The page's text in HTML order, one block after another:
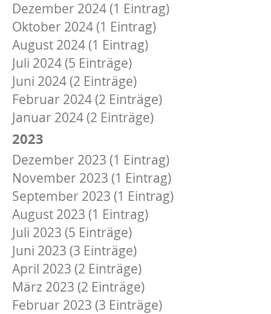
Dezember 2024 (1 Eintrag)
Oktober 2024 (1 Eintrag)
August 2024 (1 Eintrag)
Juli 2024 (5 Einträge)
Juni 2024 (2 Einträge)
Februar 2024 (2 Einträge)
Januar 2024 (2 Einträge)
2023
Dezember 2023 (1 Eintrag)
November 2023 (1 Eintrag)
September 2023 (1 Eintrag)
August 2023 (1 Eintrag)
Juli 2023 (5 Einträge)
Juni 2023 (3 Einträge)
April 2023 (2 Einträge)
März 2023 (2 Einträge)
Februar 2023 (3 Einträge)